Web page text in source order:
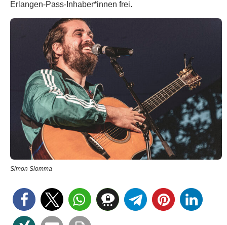
Erlangen-Pass-Inhaber*innen frei.
Simon Slomma